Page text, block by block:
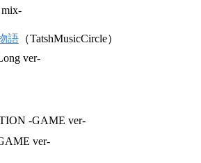
語 （TatshMusicCircle）
ver-
-GAME ver-
ver-